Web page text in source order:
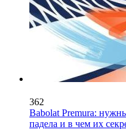
362
Babolat Premura:
падела и в чем их